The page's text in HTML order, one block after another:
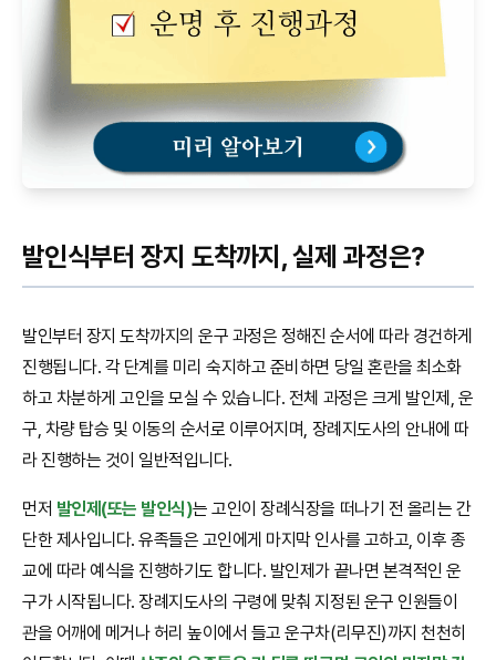
발인식부터 장지 도착까지, 실제 과정은?
발인부터 장지 도착까지의 운구 과정은 정해진 순서에 따라 경건하게
진행됩니다. 각 단계를 미리 숙지하고 준비하면 당일 혼란을 최소화
하고 차분하게 고인을 모실 수 있습니다. 전체 과정은 크게 발인제, 운
구, 차량 탑승 및 이동의 순서로 이루어지며, 장례지도사의 안내에 따
라 진행하는 것이 일반적입니다.
먼저 발인제(또는 발인식)는 고인이 장례식장을 떠나기 전 올리는 간
단한 제사입니다. 유족들은 고인에게 마지막 인사를 고하고, 이후 종
교에 따라 예식을 진행하기도 합니다. 발인제가 끝나면 본격적인 운
구가 시작됩니다. 장례지도사의 구령에 맞춰 지정된 운구 인원들이
관을 어깨에 메거나 허리 높이에서 들고 운구차(리무진)까지 천천히